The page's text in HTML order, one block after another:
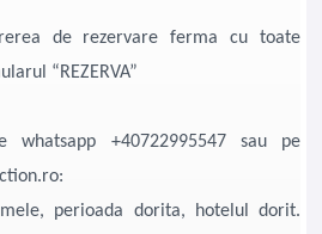
de rezervare ferma cu toate
“REZERVA”
+40722995547 sau pe
perioada dorita, hotelul dorit.